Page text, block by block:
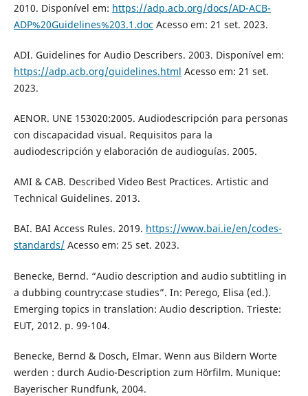
2010. Disponível em: https://adp.acb.org/docs/AD-ACB-
ADP%20Guidelines%203.1.doc Acesso em: 21 set. 2023.
ADI. Guidelines for Audio Describers. 2003. Disponível em:
https://adp.acb.org/guidelines.html Acesso em: 21 set.
2023.
AENOR. UNE 153020:2005. Audiodescripción para personas
con discapacidad visual. Requisitos para la
audiodescripción y elaboración de audioguías. 2005.
AMI & CAB. Described Video Best Practices. Artistic and
Technical Guidelines. 2013.
BAI. BAI Access Rules. 2019. https://www.bai.ie/en/codes-
standards/Acesso em: 25 set. 2023.
Benecke, Bernd. “Audio description and audio subtitling in
a dubbing country:case studies”. In: Perego, Elisa (ed.).
Emerging topics in translation: Audio description. Trieste:
EUT, 2012. p. 99-104.
Benecke, Bernd & Dosch, Elmar. Wenn aus Bildern Worte
werden : durch Audio-Description zum Hörfilm. Munique:
Bayerischer Rundfunk, 2004.